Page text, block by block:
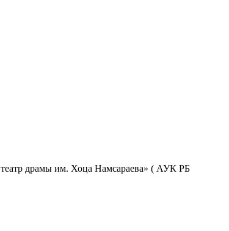
театр драмы им. Хоца Намсараева» ( АУК РБ